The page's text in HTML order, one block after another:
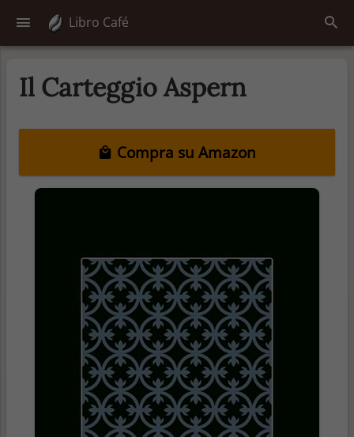
Libro Café
Il Carteggio Aspern
Compra su Amazon